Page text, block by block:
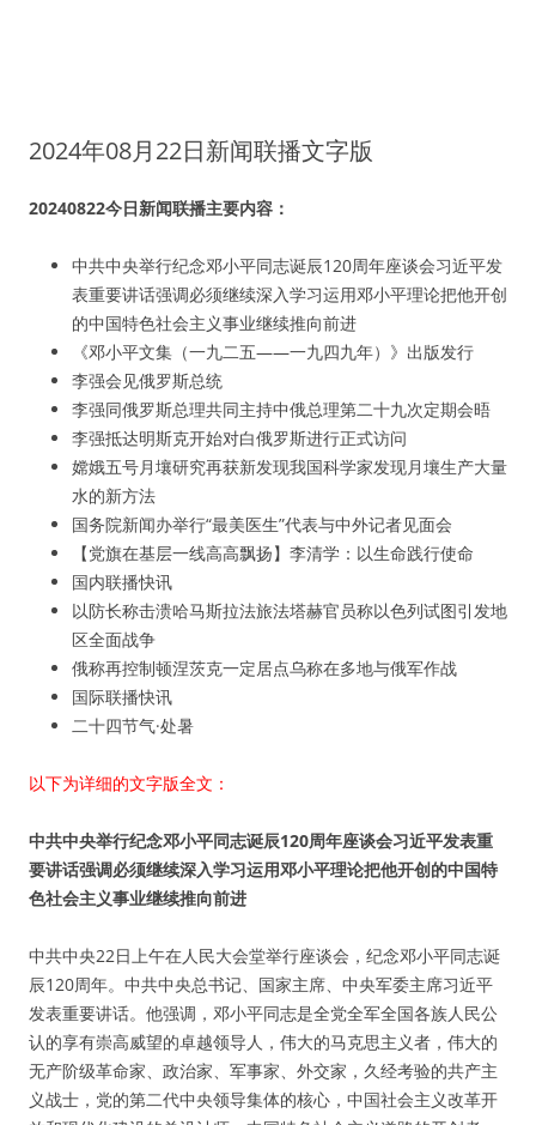
2024年08月22日新闻联播文字版
20240822今日新闻联播主要内容：
中共中央举行纪念邓小平同志诞辰120周年座谈会习近平发
表重要讲话强调必须继续深入学习运用邓小平理论把他开创
的中国特色社会主义事业继续推向前进
《邓小平文集（一九二五——一九四九年）》出版发行
李强会见俄罗斯总统
李强同俄罗斯总理共同主持中俄总理第二十九次定期会晤
李强抵达明斯克开始对白俄罗斯进行正式访问
嫦娥五号月壤研究再获新发现我国科学家发现月壤生产大量
水的新方法
国务院新闻办举行“最美医生”代表与中外记者见面会
【党旗在基层一线高高飘扬】李清学：以生命践行使命
国内联播快讯
以防长称击溃哈马斯拉法旅法塔赫官员称以色列试图引发地
区全面战争
俄称再控制顿涅茨克一定居点乌称在多地与俄军作战
国际联播快讯
二十四节气·处暑
以下为详细的文字版全文：
中共中央举行纪念邓小平同志诞辰120周年座谈会习近平发表重
要讲话强调必须继续深入学习运用邓小平理论把他开创的中国特
色社会主义事业继续推向前进
中共中央22日上午在人民大会堂举行座谈会，纪念邓小平同志诞
辰120周年。中共中央总书记、国家主席、中央军委主席习近平
发表重要讲话。他强调，邓小平同志是全党全军全国各族人民公
认的享有崇高威望的卓越领导人，伟大的马克思主义者，伟大的
无产阶级革命家、政治家、军事家、外交家，久经考验的共产主
义战士，党的第二代中央领导集体的核心，中国社会主义改革开